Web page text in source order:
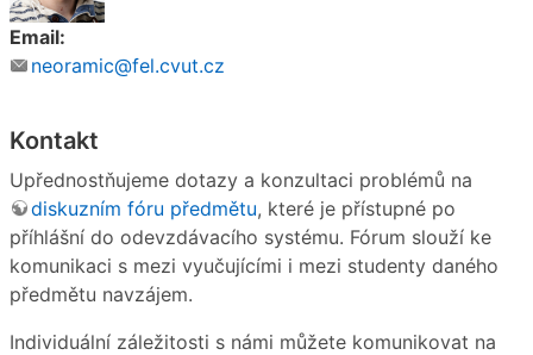
Email:
neoramic@fel.cvut.cz
Kontakt
Upřednostňujeme dotazy a konzultaci problémů na
diskuzním fóru předmětu, které je přístupné po
příhlášní do odevzdávacího systému. Fórum slouží ke
komunikaci s mezi vyučujícími i mezi studenty daného
předmětu navzájem.
Individuální záležitosti s námi můžete komunikovat na